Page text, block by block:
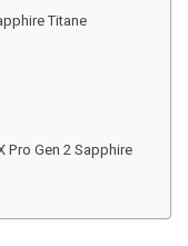
Titane
Pro Gen 2 Sapphire